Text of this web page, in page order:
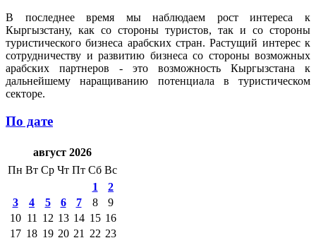
В последнее время мы наблюдаем рост интереса к
Кыргызстану, как со стороны туристов, так и со стороны
туристического бизнеса арабских стран. Растущий интерес к
сотрудничеству и развитию бизнеса со стороны возможных
арабских партнеров - это возможность Кыргызстана к
дальнейшему наращиванию потенциала в туристическом
секторе.
По дате
август 2026
Пн Вт Ср Чт Пт Сб Вс
1
2
3
4 5 6 7 8
9
10 11 12 13 14 15 16
17 18 19 20 21 22 23